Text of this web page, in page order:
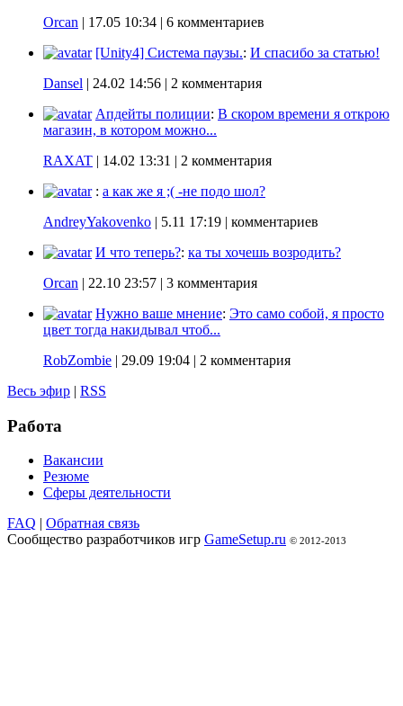
Orcan | 17.05 10:34 | 6 комментариев
[Unity4] Система паузы.: И спасибо за статью!
Dansel | 24.02 14:56 | 2 комментария
Апдейты полиции: В скором времени я открою
магазин, в котором можно...
RAXAT | 14.02 13:31 | 2 комментария
: а как же я ;( -не подо шол?
AndreyYakovenko | 5.11 17:19 | комментариев
И что теперь?: ка ты хочешь возродить?
Orcan | 22.10 23:57 | 3 комментария
Нужно ваше мнение: Это само собой, я просто
цвет тогда накидывал чтоб...
RobZombie | 29.09 19:04 | 2 комментария
Весь эфир | RSS
Работа
Вакансии
Резюме
Сферы деятельности
FAQ | Обратная связь
Сообщество разработчиков игр GameSetup.ru © 2012-2013